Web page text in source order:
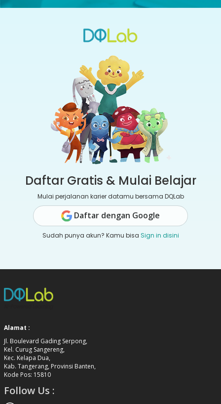
Daftar Gratis & Mulai Belajar
Mulai perjalanan karier datamu bersama DQLab
Daftar dengan Google
Sudah punya akun? Kamu bisa Sign in disini
Alamat :
Jl. Boulevard Gading Serpong,
Kel. Curug Sangereng,
Kec. Kelapa Dua,
Kab. Tangerang, Provinsi Banten,
Kode Pos: 15810
Follow Us :